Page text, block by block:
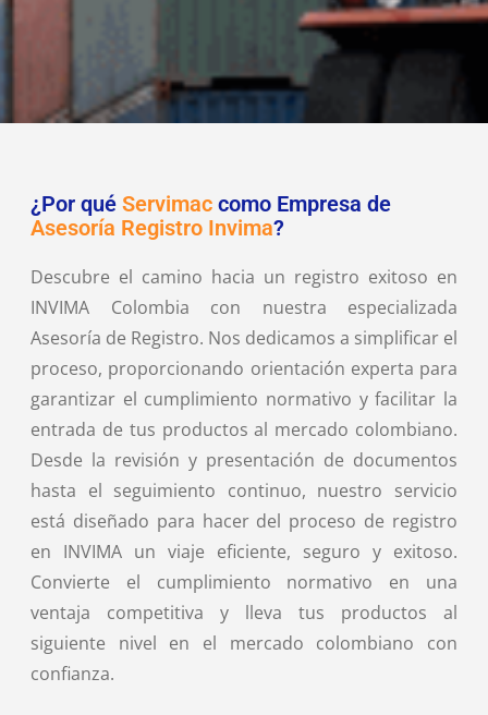
¿Por qué Servimac como Empresa de
Asesoría Registro Invima?
Descubre el camino hacia un registro exitoso en
INVIMA Colombia con nuestra especializada
Asesoría de Registro. Nos dedicamos a simplificar el
proceso, proporcionando orientación experta para
garantizar el cumplimiento normativo y facilitar la
entrada de tus productos al mercado colombiano.
Desde la revisión y presentación de documentos
hasta el seguimiento continuo, nuestro servicio
está diseñado para hacer del proceso de registro
en INVIMA un viaje eficiente, seguro y exitoso.
Convierte el cumplimiento normativo en una
ventaja competitiva y lleva tus productos al
siguiente nivel en el mercado colombiano con
confianza.